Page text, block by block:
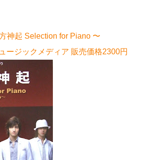
神起 Selection for Piano 〜
ージックメディア 販売価格2300円